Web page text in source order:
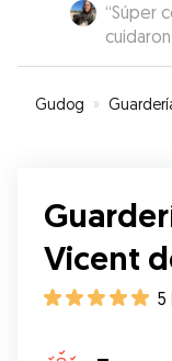
“Súper
fotos y
Gudog »
Vicent
5